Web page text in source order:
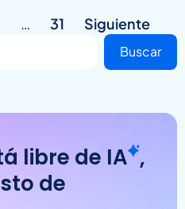
… 31 Siguiente
Buscar
libre de IA ,
de